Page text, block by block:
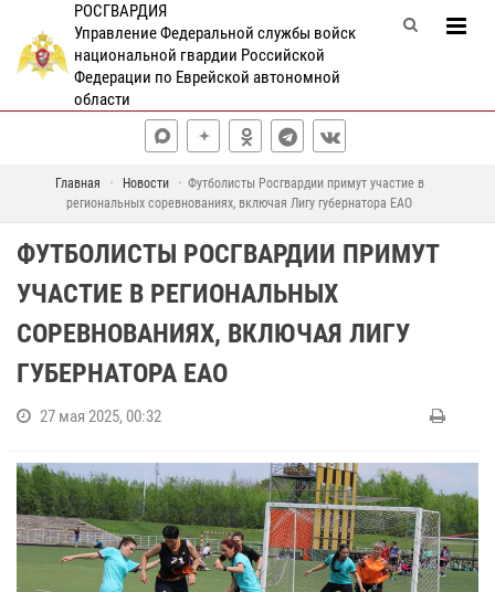
РОСГВАРДИЯ
Управление Федеральной службы войск
национальной гвардии Российской
Федерации по Еврейской автономной
области
Главная Новости
Футболисты Росгвардии примут участие в
региональных соревнованиях, включая Лигу губернатора ЕАО
ФУТБОЛИСТЫ РОСГВАРДИИ ПРИМУТ
УЧАСТИЕ В РЕГИОНАЛЬНЫХ
СОРЕВНОВАНИЯХ, ВКЛЮЧАЯ ЛИГУ
ГУБЕРНАТОРА ЕАО
27 мая 2025, 00:32